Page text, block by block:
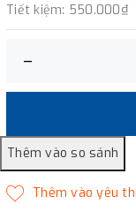
Tiết kiệm: 550.000₫
–